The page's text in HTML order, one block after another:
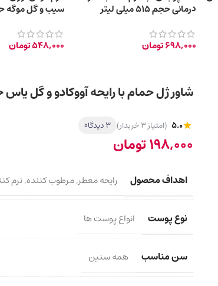
درمانی حجم 515 میلی‌ لیتر
698,000تومان
548,000تومان
شاور ژل حمام با رایحه آووکادو و گل یاس حجم 515
5.0 (امتیاز 3 خریدار) 3 دیدگاه
198,000تومان
اهداف محصول رایحه معطر,مرطوب کننده,نرم
نوع پوست انواع پوست ها
سن مناسب همه سنین